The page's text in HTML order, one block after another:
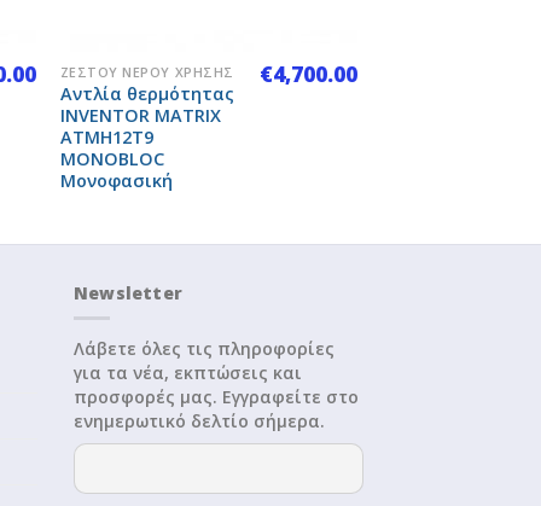
ΖΕΣΤΟΎ ΝΕΡΟΎ ΧΡΉΣΗΣ
Αντλία θερμότητας
INVENTOR MATRIX
ATMH12T9
MONOBLOC
Μονοφασική
€4,700.00
Newsletter
Λάβετε όλες τις πληροφορίες
για τα νέα, εκπτώσεις και
προσφορές μας. Εγγραφείτε στο
ενημερωτικό δελτίο σήμερα.